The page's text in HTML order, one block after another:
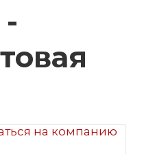
на компанию